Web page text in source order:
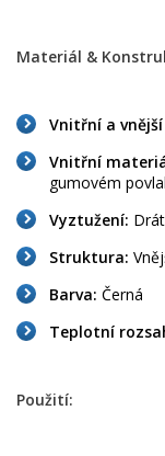
Materiál &
Vnitřní a
Vnitřní
gumovém
Vyztužení:
Struktura:
Barva: Černá
Teplotní
Použití: